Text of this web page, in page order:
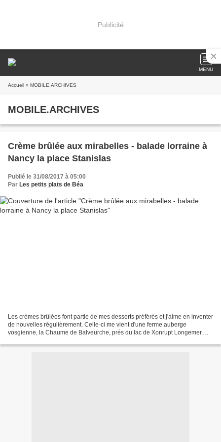
Publicité
MENU
Accueil » MOBILE.ARCHIVES
MOBILE.ARCHIVES
Crème brûlée aux mirabelles - balade lorraine à
Nancy la place Stanislas
Publié le 31/08/2017 à 05:00
Par Les petits plats de Béa
Les crèmes brûlées font partie de mes desserts préférés et j'aime en inventer
de nouvelles régulièrement. Celle-ci me vient d'une ferme auberge
vosgienne, la Chaume de Balveurche, prés du lac de Xonrupt Longemer.